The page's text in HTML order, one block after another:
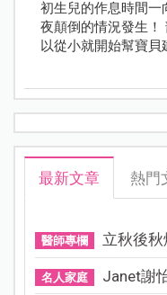
初生兒的作息時間一
夜顛倒的情況發生
以從小就開始幫寶
最新文章 熱門
醫師專欄 立秋後
名人家庭 Janet謝